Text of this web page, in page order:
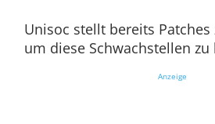
Unisoc stellt bereits Patches
um diese Schwachstellen zu
Anzeige